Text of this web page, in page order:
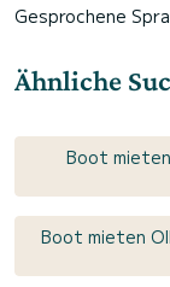
Gesprochene
Ähnliche
Boot
Boot mieten